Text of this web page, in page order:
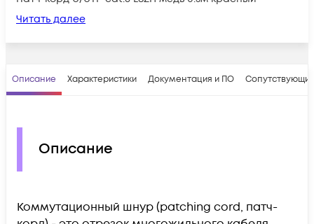
Читать далее
Описание Характеристики Документация и ПО
Описание
Коммутационный шнур (patching cord, патч-